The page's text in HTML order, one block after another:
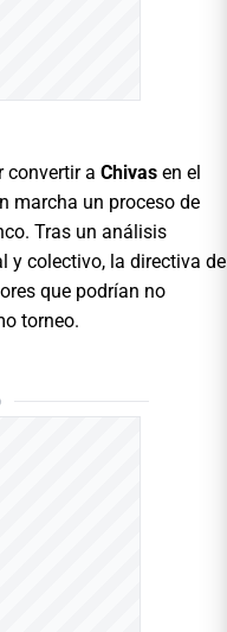
convertir a Chivas en el
marcha un proceso de
Tras un análisis
y colectivo, la directiva de
que podrían no
torneo.